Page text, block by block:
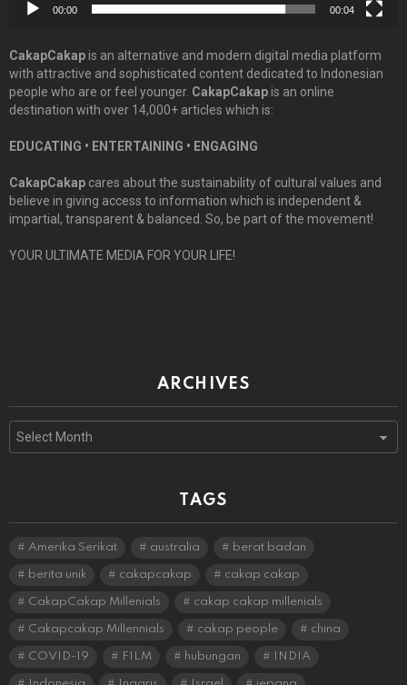
00:00 00:04
CakapCakapis an alternative and modern digital media platform
with attractive and sophisticated content dedicated to Indonesian
people who are or feel younger. CakapCakapis an online
destination with over 14,000+ articles which is:
EDUCATING • ENTERTAINING • ENGAGING
CakapCakap cares about the sustainability of cultural values and
believe in giving access to information which is independent &
impartial, transparent & balanced. So, be part of the movement!
YOUR ULTIMATE MEDIA FOR YOUR LIFE!
ARCHIVES
TAGS
Amerika Serikat australia berat badan
berita unik cakapcakap cakap cakap
CakapCakap Millenials cakap cakap millenials
Cakapcakap Millennials cakap people china
COVID-19 FILM hubungan INDIA